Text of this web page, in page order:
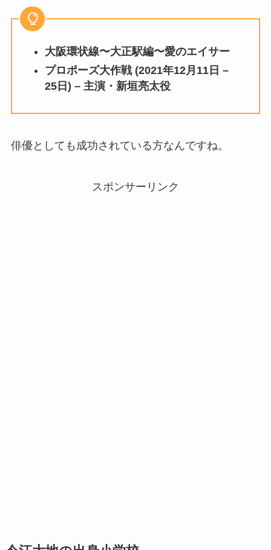
大阪環状線〜大正駅編〜愛のエイサー
プロポーズ大作戦 (2021年12月11日 –
25日) – 主演・新垣亮太役
俳優としても成功されている方なんですね。
スポンサーリンク